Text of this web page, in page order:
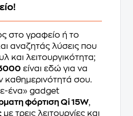
στο γραφείο ή το
αναζητάς λύσεις που
και λειτουργικότητα;
είναι εδώ για να
καθημερινότητά σου.
ένα» gadget
φόρτιση Qi 15W,
με τρεις λειτουργίες και